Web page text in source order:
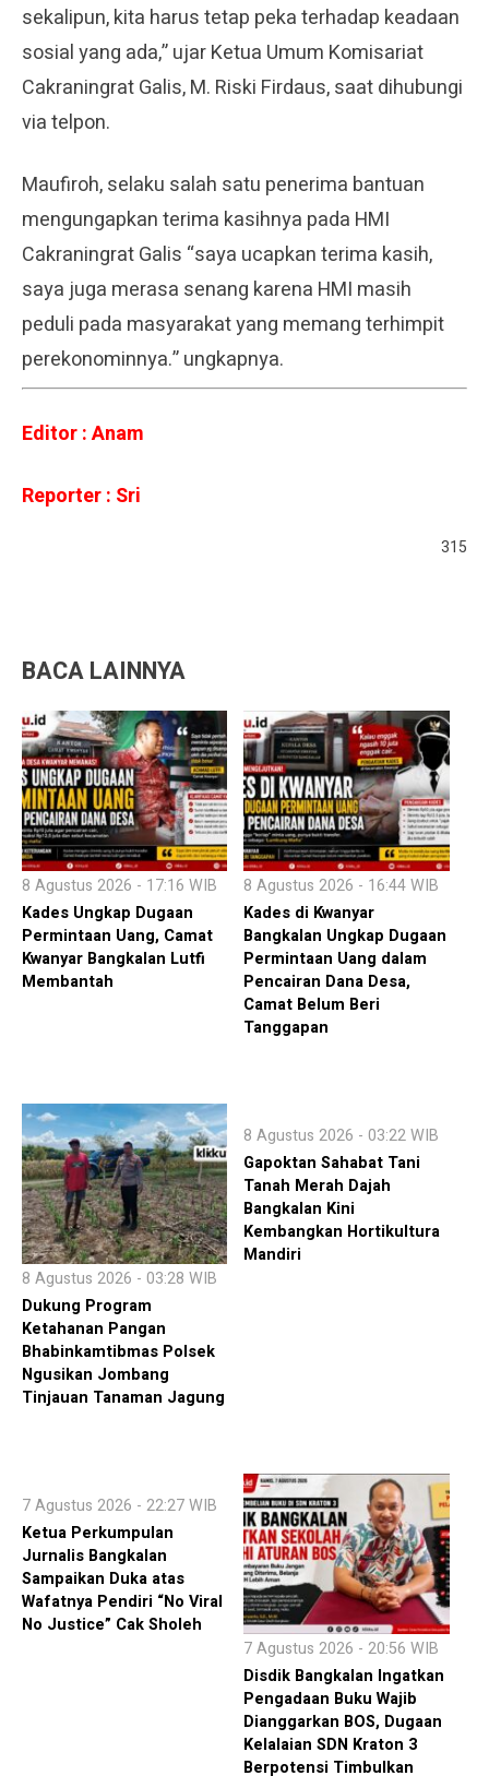
sekalipun, kita harus tetap peka terhadap keadaan
sosial yang ada,” ujar Ketua Umum Komisariat
Cakraningrat Galis, M. Riski Firdaus, saat dihubungi
via telpon.
Maufiroh, selaku salah satu penerima bantuan
mengungapkan terima kasihnya pada HMI
Cakraningrat Galis “saya ucapkan terima kasih,
saya juga merasa senang karena HMI masih
peduli pada masyarakat yang memang terhimpit
perekonominnya.” ungkapnya.
Editor : Anam
Reporter : Sri
315
BACA LAINNYA
8 Agustus 2026 - 17:16 WIB
Kades Ungkap Dugaan
Permintaan Uang, Camat
Kwanyar Bangkalan Lutfi
Membantah
8 Agustus 2026 - 16:44 WIB
Kades di Kwanyar
Bangkalan Ungkap Dugaan
Permintaan Uang dalam
Pencairan Dana Desa,
Camat Belum Beri
Tanggapan
8 Agustus 2026 - 03:28 WIB
Dukung Program
Ketahanan Pangan
Bhabinkamtibmas Polsek
Ngusikan Jombang
Tinjauan Tanaman Jagung
8 Agustus 2026 - 03:22 WIB
Gapoktan Sahabat Tani
Tanah Merah Dajah
Bangkalan Kini
Kembangkan Hortikultura
Mandiri
7 Agustus 2026 - 22:27 WIB
Ketua Perkumpulan
Jurnalis Bangkalan
Sampaikan Duka atas
Wafatnya Pendiri “No Viral
No Justice” Cak Sholeh
7 Agustus 2026 - 20:56 WIB
Disdik Bangkalan Ingatkan
Pengadaan Buku Wajib
Dianggarkan BOS, Dugaan
Kelalaian SDN Kraton 3
Berpotensi Timbulkan